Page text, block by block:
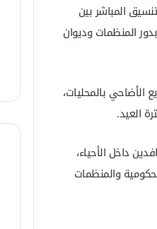
المباشر بين
المنظمات وديوان
بالمحليات،
العيد.
داخل الأحياء،
والمنظمات